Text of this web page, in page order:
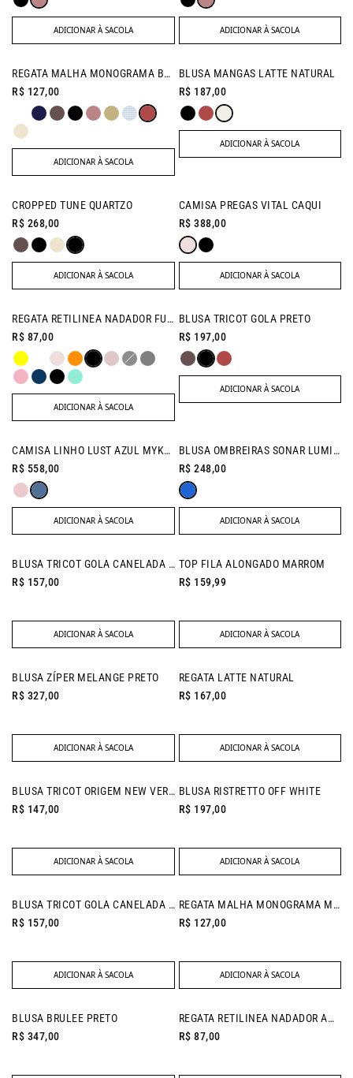
ADICIONAR À SACOLA ADICIONAR À SACOLA
NEW IN
REGATA MALHA MONOGRAMA BURGUNDY
R$ 127,00
ADICIONAR À SACOLA
BLUSA MANGAS LATTE NATURAL
R$ 187,00
ADICIONAR À SACOLA
NEW IN
CROPPED TUNE QUARTZO
R$ 268,00
ADICIONAR À SACOLA
NEW IN
CAMISA PREGAS VITAL CAQUI
R$ 388,00
ADICIONAR À SACOLA
REGATA RETILINEA NADADOR FUCSIA
R$ 87,00
ADICIONAR À SACOLA
BLUSA TRICOT GOLA PRETO
R$ 197,00
ADICIONAR À SACOLA
NEW IN
CAMISA LINHO LUST AZUL MYKONOS
R$ 558,00
ADICIONAR À SACOLA
NEW IN
BLUSA OMBREIRAS SONAR LUMINOUS BLUE
R$ 248,00
ADICIONAR À SACOLA
BLUSA TRICOT GOLA CANELADA MARINHO
R$ 157,00
ADICIONAR À SACOLA
TOP FILA ALONGADO MARROM
R$ 159,99
ADICIONAR À SACOLA
BLUSA ZÍPER MELANGE PRETO
R$ 327,00
ADICIONAR À SACOLA
REGATA LATTE NATURAL
R$ 167,00
ADICIONAR À SACOLA
BLUSA TRICOT ORIGEM NEW VERMELHO
R$ 147,00
ADICIONAR À SACOLA
BLUSA RISTRETTO OFF WHITE
R$ 197,00
ADICIONAR À SACOLA
BLUSA TRICOT GOLA CANELADA PALHA
R$ 157,00
ADICIONAR À SACOLA
NEW IN
REGATA MALHA MONOGRAMA MARROM
R$ 127,00
ADICIONAR À SACOLA
NEW IN
BLUSA BRULEE PRETO
R$ 347,00
REGATA RETILINEA NADADOR AMARELO
R$ 87,00